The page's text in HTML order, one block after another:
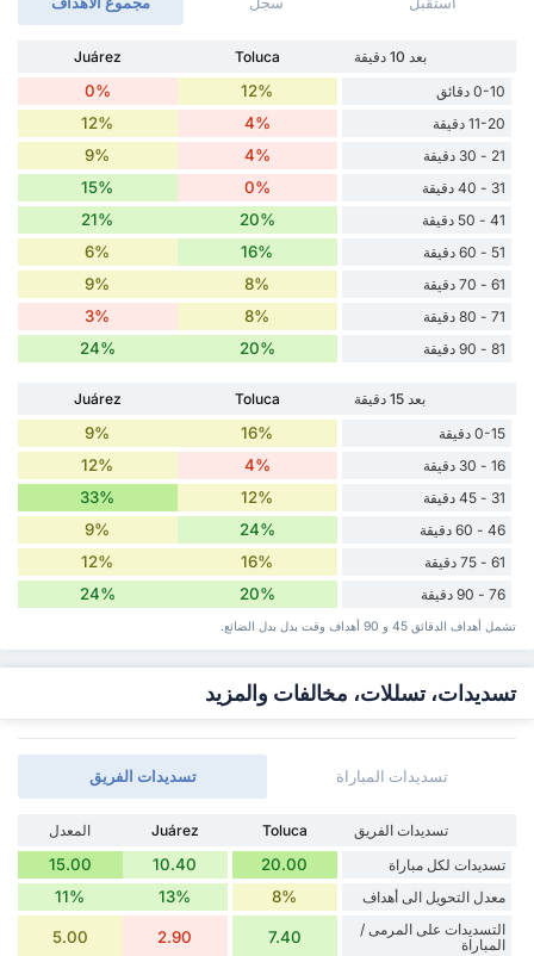
بعد 10 دقيقة Toluca
Juárez
0-10 دقائق
12%
0%
11-20 دقيقة 4%
12%
21 - 30 دقيقة 4%
9%
31 - 40 دقيقة 0%
15%
41 - 50 دقيقة 20%
21%
51 - 60 دقيقة 16%
6%
61 - 70 دقيقة 8%
9%
71 - 80 دقيقة 8%
3%
81 - 90 دقيقة 20%
24%
بعد 15 دقيقة Toluca
Juárez
0-15 دقيقة
16%
9%
16 - 30 دقيقة 4%
12%
31 - 45 دقيقة 12%
33%
46 - 60 دقيقة 24%
9%
61 - 75 دقيقة 16%
12%
76 - 90 دقيقة 20%
24%
تشمل أهداف الدقائق 45 و 90 أهداف وقت ‏بدل ‏بدل الضائع.
تسديدات، تسللات، مخالفات والمزيد
تسديدات الفريق تسديدات المباراة
تسديدات الفريق Toluca
Juárez
المعدل
تسديدات لكل مباراة
20.00
10.40
15.00
معدل التحويل الى أهداف 8%
13%
11%
التسديدات على المرمى /
المباراة
7.40
2.90
5.00